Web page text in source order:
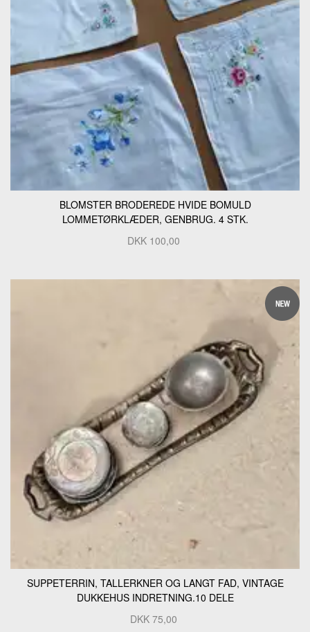
BLOMSTER BRODEREDE HVIDE BOMULD
LOMMETØRKLÆDER, GENBRUG. 4 STK.
DKK 100,00
SUPPETERRIN, TALLERKNER OG LANGT FAD, VINTAGE
DUKKEHUS INDRETNING.10 DELE
DKK 75,00